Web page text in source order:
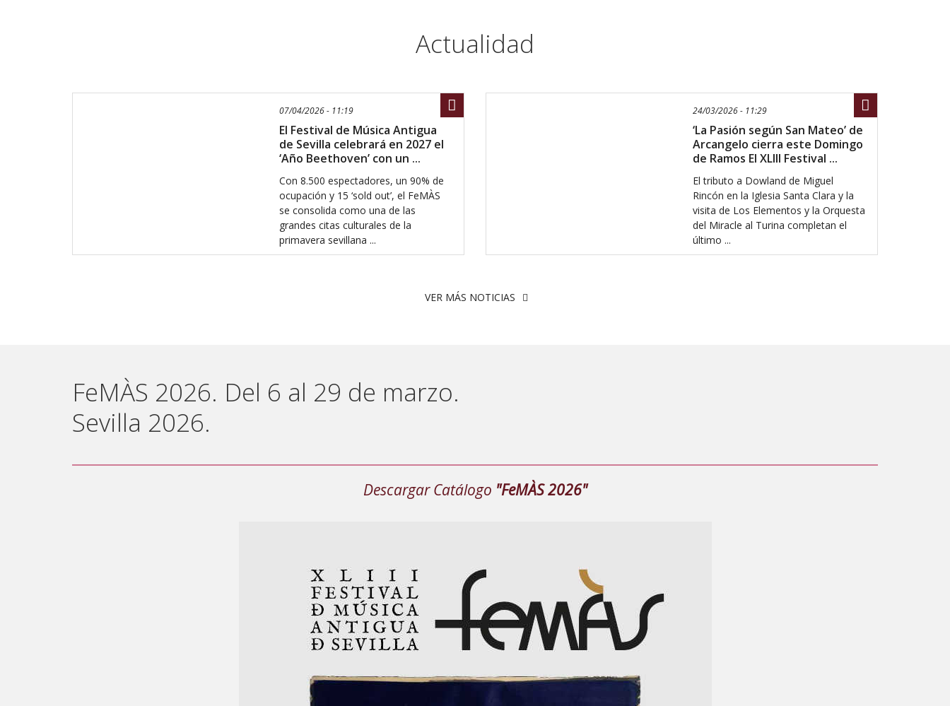
Actualidad
07/04/2026 - 11:19
El Festival de Música Antigua
de Sevilla celebrará en 2027 el
‘Año Beethoven’ con un ...
Con 8.500 espectadores, un 90% de
ocupación y 15 ‘sold out’, el FeMÀS
se consolida como una de las
grandes citas culturales de la
primavera sevillana ...
24/03/2026 - 11:29
‘La Pasión según San Mateo’ de
Arcangelo cierra este Domingo
de Ramos El XLIII Festival ...
El tributo a Dowland de Miguel
Rincón en la Iglesia Santa Clara y la
visita de Los Elementos y la Orquesta
del Miracle al Turina completan el
último ...
VER MÁS NOTICIAS
FeMÀS 2026. Del 6 al 29 de marzo.
Sevilla 2026.
Descargar Catálogo "FeMÀS 2026"